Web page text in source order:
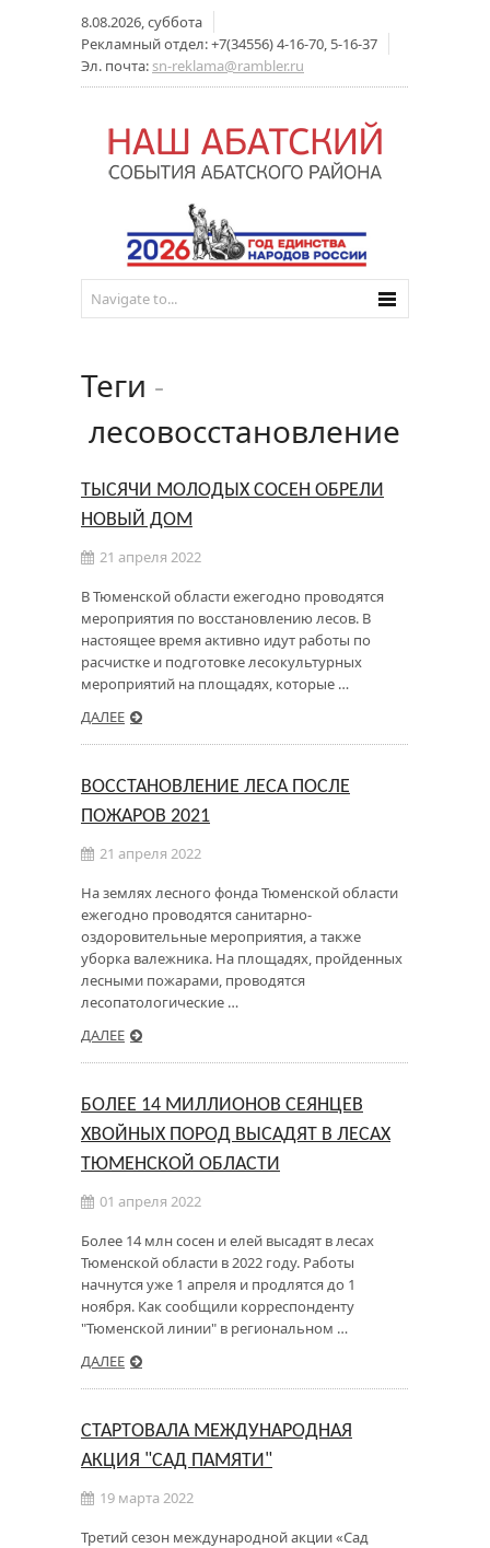
8.08.2026, суббота
Рекламный отдел: +7(34556) 4-16-70, 5-16-37
Эл. почта: sn-reklama@rambler.ru
Теги -
лесовосстановление
ТЫСЯЧИ МОЛОДЫХ СОСЕН ОБРЕЛИ
НОВЫЙ ДОМ
21 апреля 2022
В Тюменской области ежегодно проводятся
мероприятия по восстановлению лесов. В
настоящее время активно идут работы по
расчистке и подготовке лесокультурных
мероприятий на площадях, которые …
ДАЛЕЕ
ВОССТАНОВЛЕНИЕ ЛЕСА ПОСЛЕ
ПОЖАРОВ 2021
21 апреля 2022
На землях лесного фонда Тюменской области
ежегодно проводятся санитарно-
оздоровительные мероприятия, а также
уборка валежника. На площадях, пройденных
лесными пожарами, проводятся
лесопатологические …
ДАЛЕЕ
БОЛЕЕ 14 МИЛЛИОНОВ СЕЯНЦЕВ
ХВОЙНЫХ ПОРОД ВЫСАДЯТ В ЛЕСАХ
ТЮМЕНСКОЙ ОБЛАСТИ
01 апреля 2022
Более 14 млн сосен и елей высадят в лесах
Тюменской области в 2022 году. Работы
начнутся уже 1 апреля и продлятся до 1
ноября. Как сообщили корреспонденту
"Тюменской линии" в региональном …
ДАЛЕЕ
СТАРТОВАЛА МЕЖДУНАРОДНАЯ
АКЦИЯ "САД ПАМЯТИ"
19 марта 2022
Третий сезон международной акции «Сад